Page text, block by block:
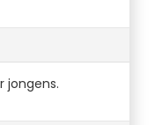
jongens.